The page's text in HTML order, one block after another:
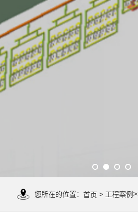
您所在的位置：首页 > 工程案例